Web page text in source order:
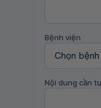
Bệnh viện
Nội dung cần